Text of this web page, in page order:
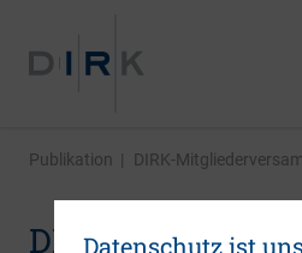
Publikation | DIRK-
DIRK-Datenschutz ist